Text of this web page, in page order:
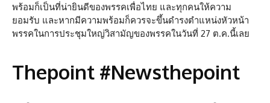
พร้อมก็เป็นที่น่ายินดีของพรรคเพื่อไทย และทุกคนให้ความ
ยอมรับ และหากมีความพร้อมก็ควรจะขึ้นดำรงตำแหน่งหัวหน้า
พรรคในการประชุมใหญ่วิสามัญของพรรคในวันที่ 27 ต.ค.นี้เลย
Thepoint #Newsthepoint